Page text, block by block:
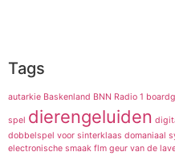
Tags
autarkie Baskenland BNN Radio 1
spel dierengeluiden
dobbelspel voor sinterklaas domaniaal
electronische smaak flm geur van de